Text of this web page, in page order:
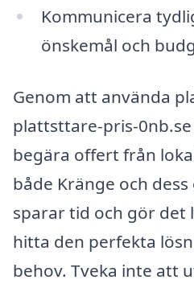
Kommunicera
önskemål och
Genom att använda
plattsttare-pris-
begära offert från
både Kränge och
sparar tid och gör
hitta den perfekta
behov. Tveka inte att